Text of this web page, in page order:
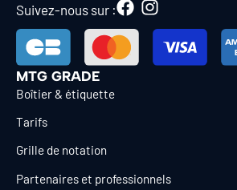
Suivez-nous sur :
MTG GRADE
Boîtier & étiquette
Tarifs
Grille de notation
Partenaires et professionnels